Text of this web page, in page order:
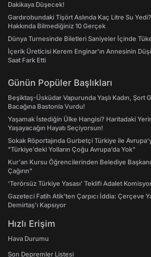
Dakikaya Düşecek!
Gardırobundaki Tişört Aslında Kaç Litre Su
Hakkında Bilmediğiniz 10 Gerçek
Dünya Turnesinde Biletleri Saniyeler İçinde
İçerik Üreticisi Kerem Enginar'ın Annesinin
Saat Fark Etti
Günün Popüler Başlıkları
Beşiktaş-Üsküdar Vapurunda Yaşlı Kadın, Şort
Bacağına Bastonla Vurdu!
Yaşamak İstediğin Ülke Hangisi? Haritadaki
Yaşayacağın Hayatı Seçiyorsun!
Sokak Röportajında Gurbetçi Türkiye ile
"Türkiye’deki Yolların Çoğu Avrupa’da Yok"
Kur'an Kursu Öğrencilerinden Belediye
Çağırın"
‘Terörsüz Türkiye Yasası’ Teklifi Adalet
Gazeteci Fatih Atik'ten Çarpıcı İddia: Çerçeve
Demirtaş'ı Kapsıyor
Hızlı Erişim
Hava Durumu
Son Depremler Listesi